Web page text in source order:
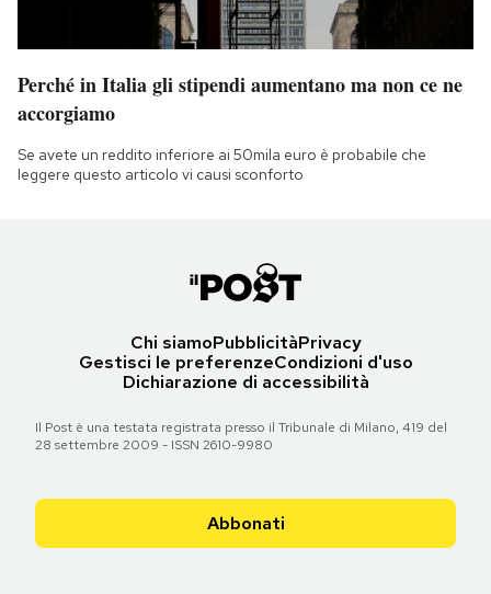
Perché in Italia gli stipendi aumentano ma non ce ne
accorgiamo
Se avete un reddito inferiore ai 50mila euro è probabile che
leggere questo articolo vi causi sconforto
Chi siamoPubblicitàPrivacy
Gestisci le preferenzeCondizioni d'uso
Dichiarazione di accessibilità
Il Post è una testata registrata presso il Tribunale di Milano, 419 del
28 settembre 2009 - ISSN 2610-9980
Abbonati